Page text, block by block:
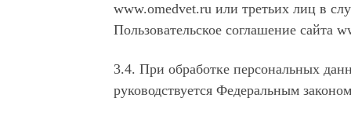
www.omedvet.ru или третьих лиц в
Пользовательское соглашение сайта
3.4. При обработке персональных
руководствуется Федеральным